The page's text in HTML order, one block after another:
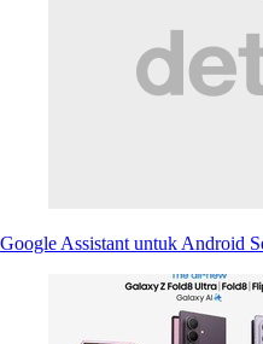
Google Assistant untuk Android